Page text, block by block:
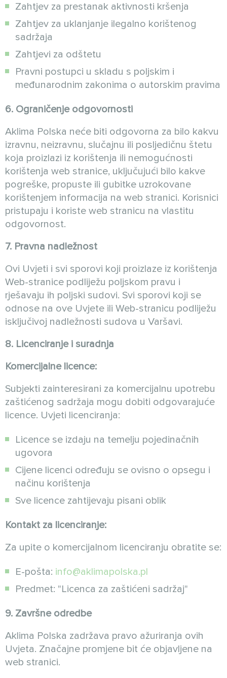
Zahtjev za prestanak aktivnosti kršenja
Zahtjev za uklanjanje ilegalno korištenog
sadržaja
Zahtjevi za odštetu
Pravni postupci u skladu s poljskim i
međunarodnim zakonima o autorskim pravima
6. Ograničenje odgovornosti
Aklima Polska neće biti odgovorna za bilo kakvu
izravnu, neizravnu, slučajnu ili posljedičnu štetu
koja proizlazi iz korištenja ili nemogućnosti
korištenja web stranice, uključujući bilo kakve
pogreške, propuste ili gubitke uzrokovane
korištenjem informacija na web stranici. Korisnici
pristupaju i koriste web stranicu na vlastitu
odgovornost.
7. Pravna nadležnost
Ovi Uvjeti i svi sporovi koji proizlaze iz korištenja
Web-stranice podliježu poljskom pravu i
rješavaju ih poljski sudovi. Svi sporovi koji se
odnose na ove Uvjete ili Web-stranicu podliježu
isključivoj nadležnosti sudova u Varšavi.
8. Licenciranje i suradnja
Komercijalne licence:
Subjekti zainteresirani za komercijalnu upotrebu
zaštićenog sadržaja mogu dobiti odgovarajuće
licence. Uvjeti licenciranja:
Licence se izdaju na temelju pojedinačnih
ugovora
Cijene licenci određuju se ovisno o opsegu i
načinu korištenja
Sve licence zahtijevaju pisani oblik
Kontakt za licenciranje:
Za upite o komercijalnom licenciranju obratite se:
E-pošta: info@aklimapolska.pl
Predmet: "Licenca za zaštićeni sadržaj"
9. Završne odredbe
Aklima Polska zadržava pravo ažuriranja ovih
Uvjeta. Značajne promjene bit će objavljene na
web stranici.